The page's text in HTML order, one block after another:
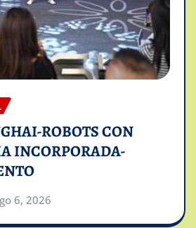
ROBOTS CON
INCORPORADA-
6, 2026